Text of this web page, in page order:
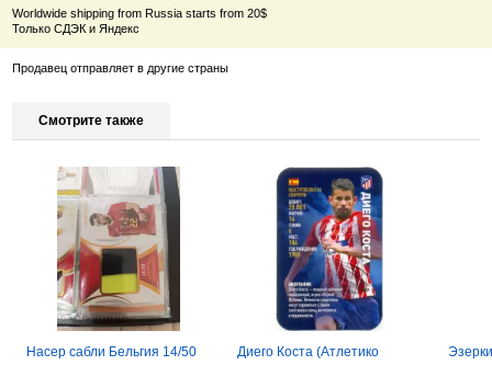
Worldwide shipping from Russia starts from 20$
Только СДЭК и Яндекс
Продавец отправляет в другие страны
Смотрите также
Насер сабли Бельгия 14/50
Диего Коста (Атлетико